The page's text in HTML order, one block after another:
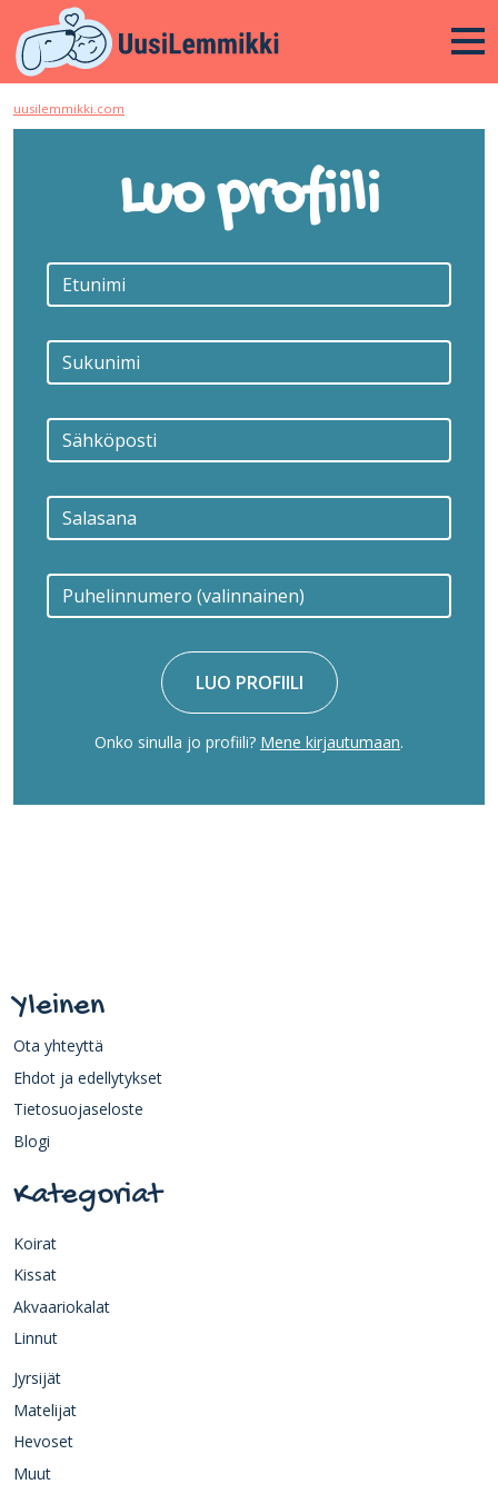
uusilemmikki.com
Luo profiili
LUO PROFIILI
Onko sinulla jo profiili? Mene kirjautumaan.
Yleinen
Ota yhteyttä
Ehdot ja edellytykset
Tietosuojaseloste
Blogi
Kategoriat
Koirat
Kissat
Akvaariokalat
Linnut
Jyrsijät
Matelijat
Hevoset
Muut